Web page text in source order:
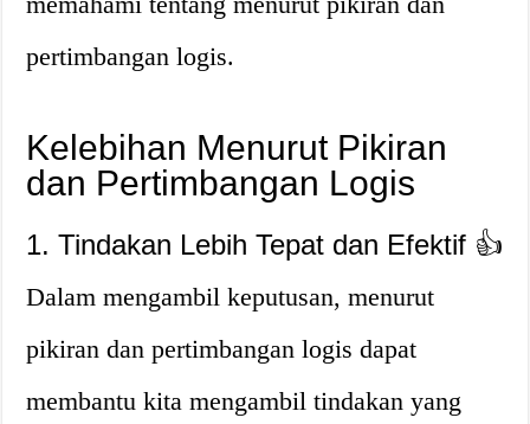
pertimbangan logis.
Kelebihan Menurut Pikiran
dan Pertimbangan Logis
1. Tindakan Lebih Tepat dan Efektif 👍
Dalam mengambil keputusan, menurut
pikiran dan pertimbangan logis dapat
membantu kita mengambil tindakan yang